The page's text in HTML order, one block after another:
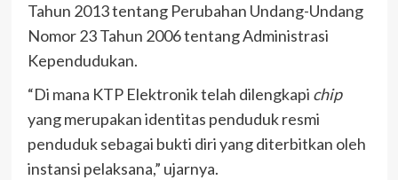
Tahun 2013 tentang Perubahan Undang-Undang
Nomor 23 Tahun 2006 tentang Administrasi
Kependudukan.
“Di mana KTP Elektronik telah dilengkapi chip
yang merupakan identitas penduduk resmi
penduduk sebagai bukti diri yang diterbitkan oleh
instansi pelaksana,” ujarnya.